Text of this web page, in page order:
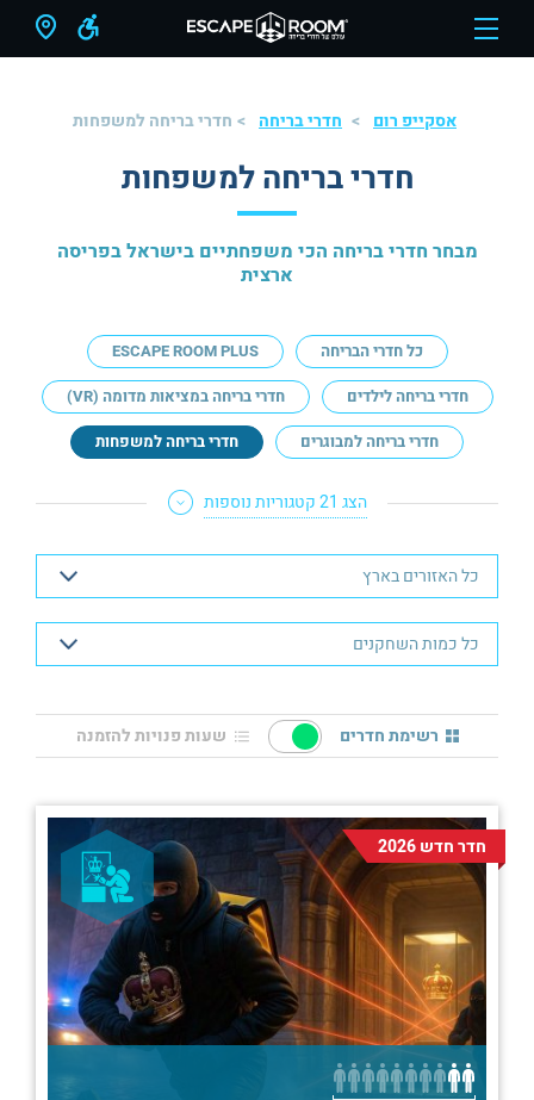
אסקייפ רום חדרי בריחה חדרי בריחה למשפחות
חדרי בריחה למשפחות
מבחר חדרי בריחה הכי משפחתיים בישראל בפריסה
ארצית
כל חדרי הבריחה
ESCAPE ROOM PLUS
חדרי בריחה לילדים
חדרי בריחה במציאות מדומה (VR)
חדרי בריחה למבוגרים
חדרי בריחה למשפחות
הצג 21 קטגוריות נוספות
רשימת חדרים שעות פנויות להזמנה
חדר חדש 2026